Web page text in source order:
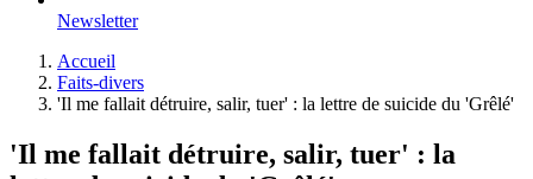
Newsletter
Accueil
Faits-divers
'Il me fallait détruire, salir, tuer' : la lettre de suicide du 'Grêlé'
'Il me fallait détruire, salir, tuer' : la